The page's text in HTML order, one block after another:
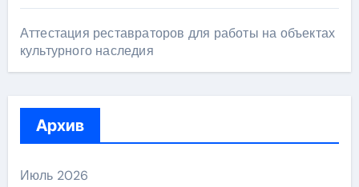
Аттестация реставраторов для работы на объектах
культурного наследия
Архив
Июль 2026